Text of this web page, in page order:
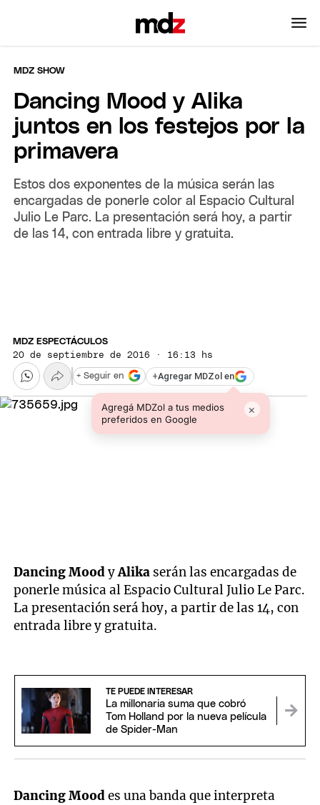
MDZ SHOW
Dancing Mood y Alika
juntos en los festejos por la
primavera
Estos dos exponentes de la música serán las
encargadas de ponerle color al Espacio Cultural
Julio Le Parc. La presentación será hoy, a partir
de las 14, con entrada libre y gratuita.
MDZ ESPECTÁCULOS
20 de septiembre de 2016 · 16:13 hs
+Agregar MDZol en
Agregá MDZol a tus medios
preferidos en Google
×
+ Seguir en
Dancing MoodyAlika serán las encargadas de
ponerle música al Espacio Cultural Julio Le Parc.
La presentación será hoy, a partir de las 14, con
entrada libre y gratuita.
TE PUEDE INTERESAR
La millonaria suma que cobró
Tom Holland por la nueva película
de Spider-Man
Dancing Moodes una banda que interpreta